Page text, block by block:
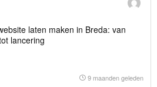
laten maken in Breda: van
lancering
9 maanden geleden